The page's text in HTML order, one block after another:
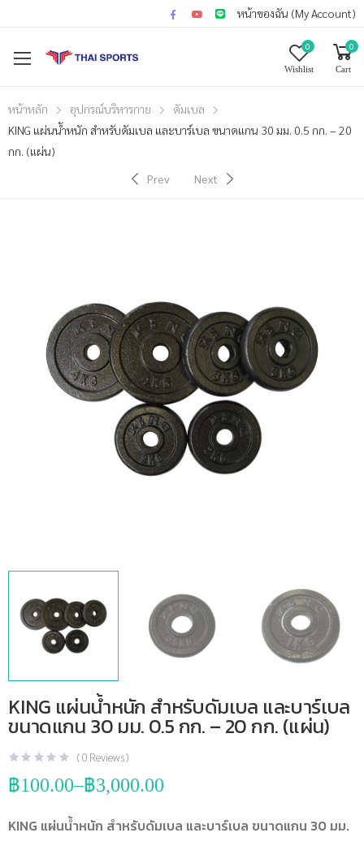
หน้าของฉัน (My Account)
0
Wishlist
0
Cart
หน้าหลัก อุปกรณ์บริหารกาย
ดัมเบล
KING แผ่นน้ำหนัก สำหรับดัมเบล และบาร์เบล ขนาดแกน 30 มม. 0.5 กก. – 20
กก. (แผ่น)
Prev
Next
KING แผ่นน้ำหนัก สำหรับดัมเบล และบาร์เบล
ขนาดแกน 30 มม. 0.5 กก. – 20 กก. (แผ่น)
(0 Reviews )
฿100.00–฿3,000.00
Price
through
KING แผ่นน้ำหนัก สำหรับดัมเบล และบาร์เบล ขนาดแกน 30 มม.